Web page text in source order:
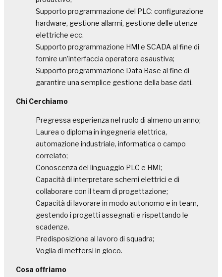
Supporto programmazione del PLC: configurazione
hardware, gestione allarmi, gestione delle utenze
elettriche ecc.
Supporto programmazione HMI e SCADA al fine di
fornire un’interfaccia operatore esaustiva;
Supporto programmazione Data Base al fine di
garantire una semplice gestione della base dati.
Chi Cerchiamo
Pregressa esperienza nel ruolo di almeno un anno;
Laurea o diploma in ingegneria elettrica,
automazione industriale, informatica o campo
correlato;
Conoscenza del linguaggio PLC e HMI;
Capacità di interpretare schemi elettrici e di
collaborare con il team di progettazione;
Capacità di lavorare in modo autonomo e in team,
gestendo i progetti assegnati e rispettando le
scadenze.
Predisposizione al lavoro di squadra;
Voglia di mettersi in gioco.
Cosa offriamo